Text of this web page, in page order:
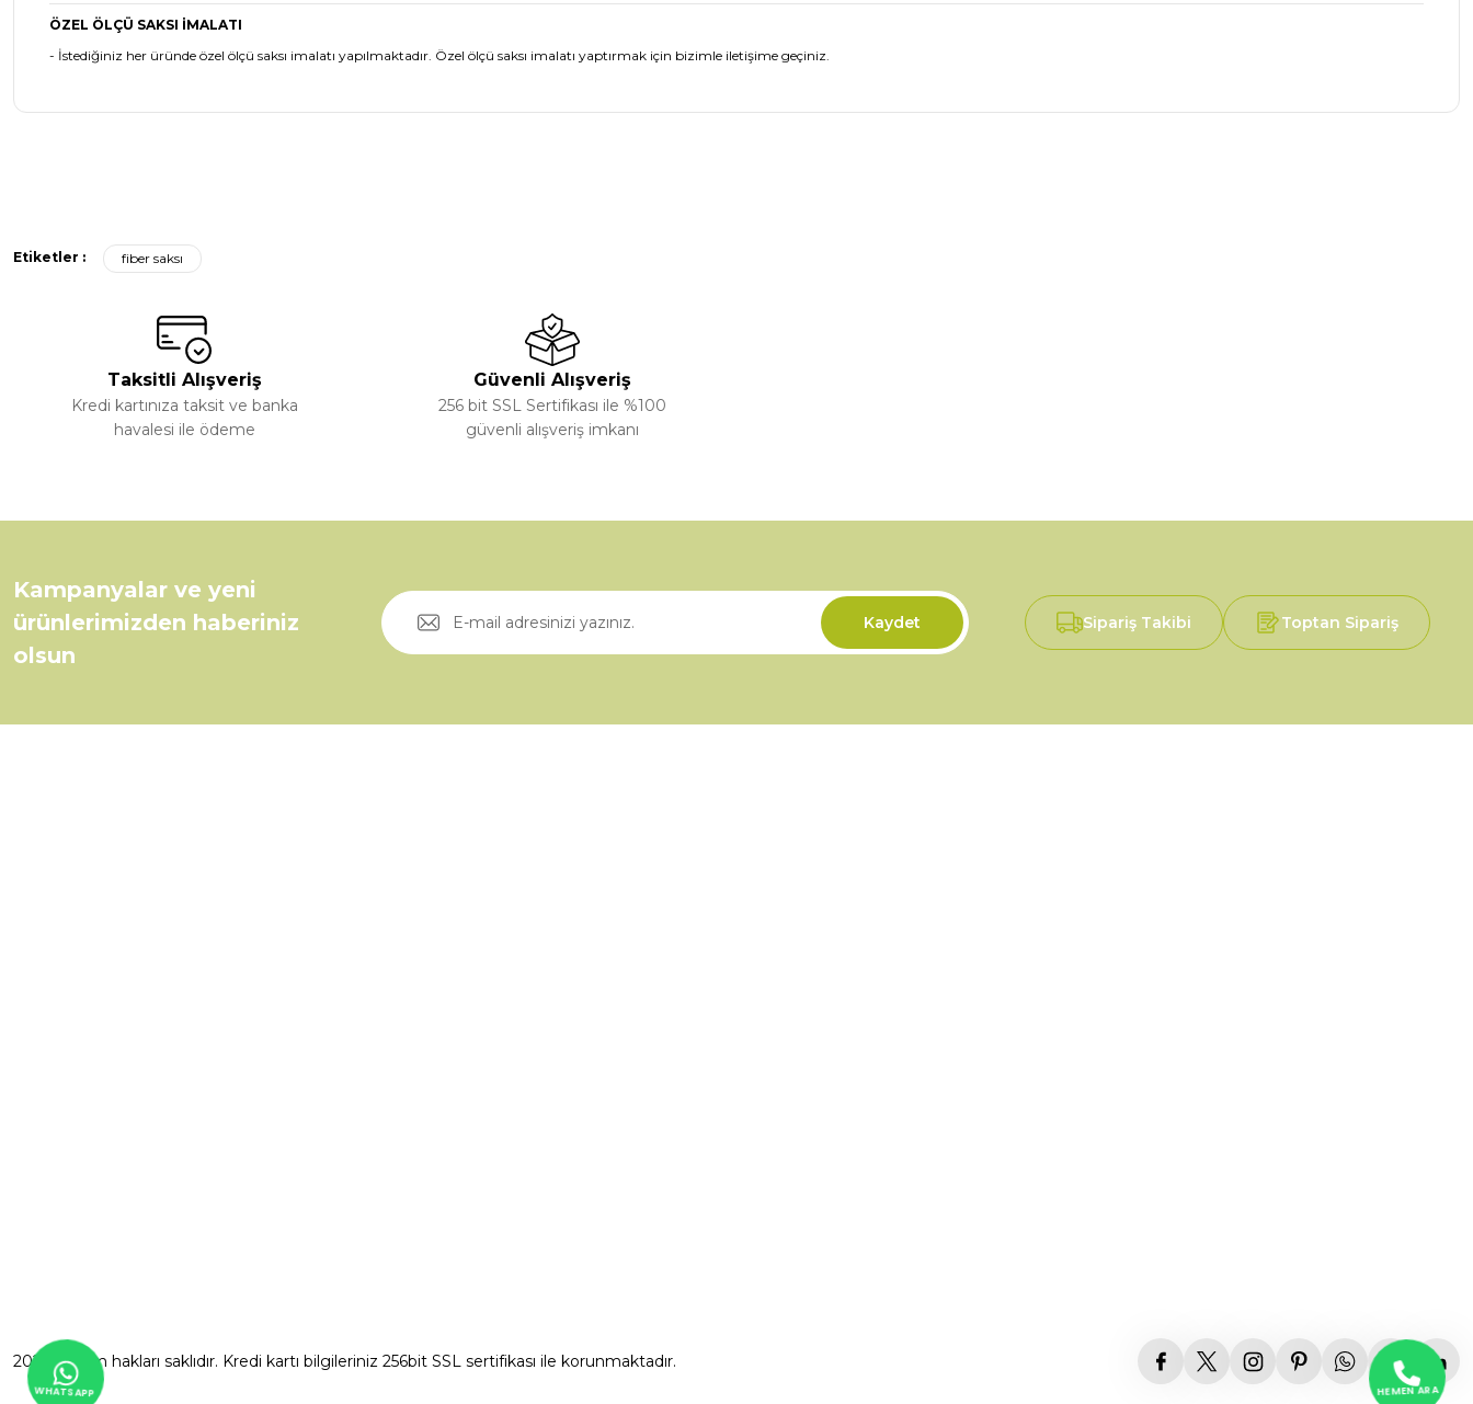
ÖZEL ÖLÇÜ SAKSI İMALATI
- İstediğiniz her üründe özel ölçü saksı imalatı yapılmaktadır. Özel ölçü saksı imalatı yaptırmak için bizimle iletişime geçiniz.
Ürün resmi kalitesiz, bozuk veya görüntülenemiyor.
Ürün bilgilerinde hatalar bulunuyor.
Ürün fiyatı diğer sitelerden daha pahalı.
Bu ürüne benzer farklı alternatifler olmalı.
Etiketler : fiber saksı
Taksitli Alışveriş
Kredi kartınıza taksit ve banka
havalesi ile ödeme
Güvenli Alışveriş
256 bit SSL Sertifikası ile %100
güvenli alışveriş imkanı
Kampanyalar ve yeni
ürünlerimizden haberiniz
olsun
Kaydet Sipariş Takibi Toptan Sipariş
HEMEN ARA
WHATSAPP
2026 © Tüm hakları saklıdır. Kredi kartı bilgileriniz 256bit SSL sertifikası ile korunmaktadır.